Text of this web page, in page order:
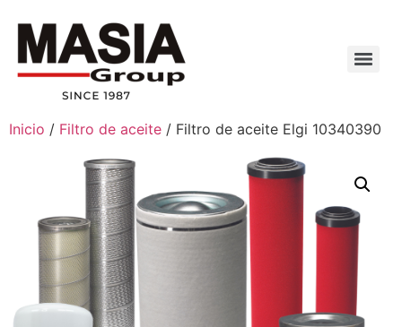
Inicio / Filtro de aceite / Filtro de aceite Elgi 10340390